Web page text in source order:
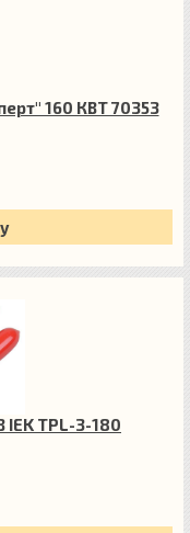
160 КВТ 70353
TPL-3-180